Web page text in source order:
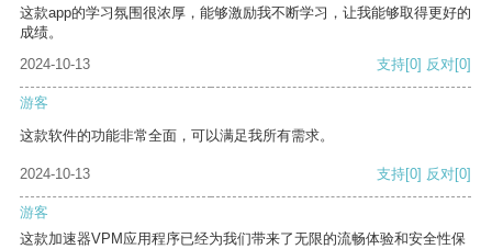
这款app的学习氛围很浓厚，能够激励我不断学习，让我能够取得更好的
成绩。
2024-10-13
支持[0] 反对[0]
游客
这款软件的功能非常全面，可以满足我所有需求。
2024-10-13 支持[0] 反对[0]
游客
这款加速器VPM应用程序已经为我们带来了无限的流畅体验和安全性保